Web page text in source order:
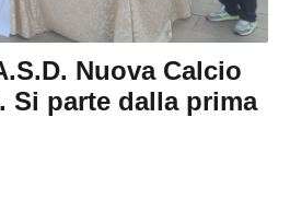
Nuova Calcio
Si parte dalla prima